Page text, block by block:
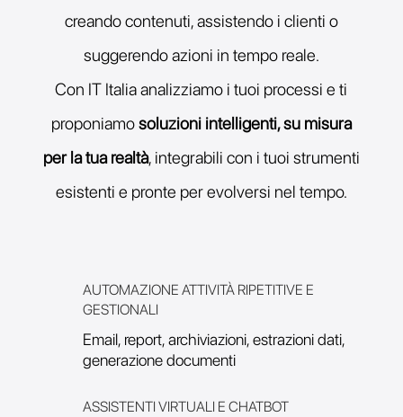
creando contenuti, assistendo i clienti o
suggerendo azioni in tempo reale.
Con IT Italia analizziamo i tuoi processi e ti
proponiamosoluzioni intelligenti, su misura
per la tua realtà, integrabili con i tuoi strumenti
esistenti e pronte per evolversi nel tempo.
AUTOMAZIONE ATTIVITÀ RIPETITIVE E
GESTIONALI
Email, report, archiviazioni, estrazioni dati,
generazione documenti
ASSISTENTI VIRTUALI E CHATBOT